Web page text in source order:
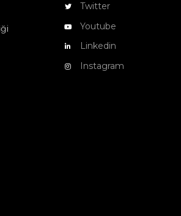
Twitter
Youtube
Linkedin
Instagram